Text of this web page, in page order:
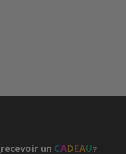
un CADEAU?